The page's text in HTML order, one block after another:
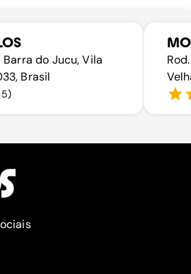
Barra do Jucu, Vila
Brasil
)